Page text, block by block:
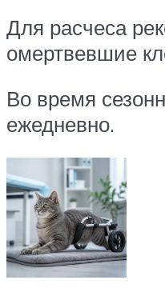
Для расчеса
омертвевшие
Во время
ежедневно.